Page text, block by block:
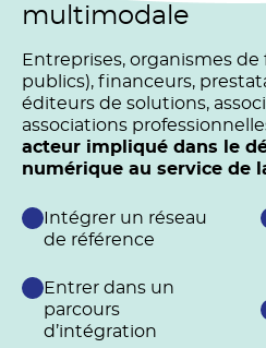
multimodale
Entreprises, organismes
publics), financeurs,
éditeurs de solutions,
associations
acteur impliqué dans le
numérique au service de
Intégrer un réseau
de référence
Entrer dans un
parcours
d’intégration